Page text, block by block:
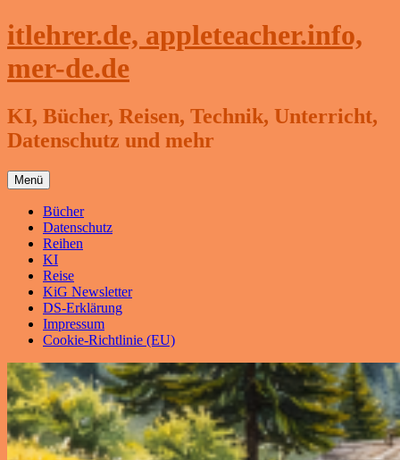
Zum
Inhalt
itlehrer.de, appleteacher.info,
mer-de.de
KI, Bücher, Reisen, Technik, Unterricht,
Datenschutz und mehr
Menü
Bücher
Datenschutz
Reihen
KI
Reise
KiG Newsletter
DS-Erklärung
Impressum
Cookie-Richtlinie (EU)